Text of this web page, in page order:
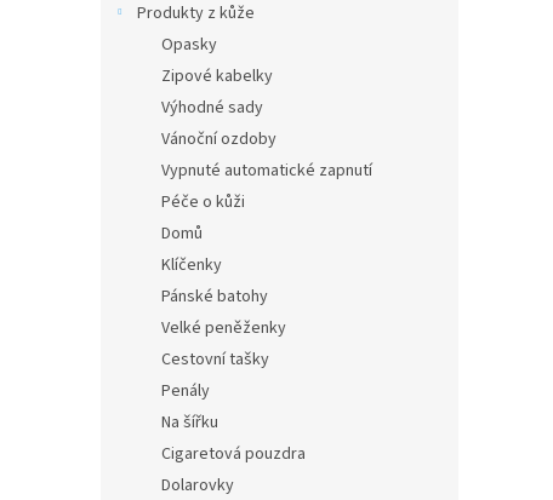
Produkty z kůže
Opasky
Zipové kabelky
Výhodné sady
Vánoční ozdoby
Vypnuté automatické zapnutí
Péče o kůži
Domů
Klíčenky
Pánské batohy
Velké peněženky
Cestovní tašky
Penály
Na šířku
Cigaretová pouzdra
Dolarovky